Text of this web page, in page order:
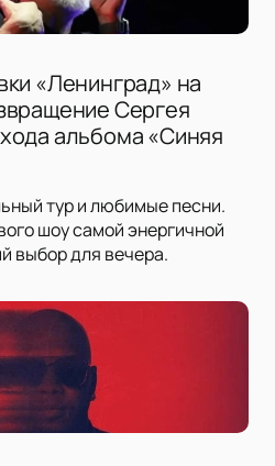
«Ленинград» на
Сергея
альбома «Синяя
тур и любимые песни.
шоу самой энергичной
выбор для вечера.